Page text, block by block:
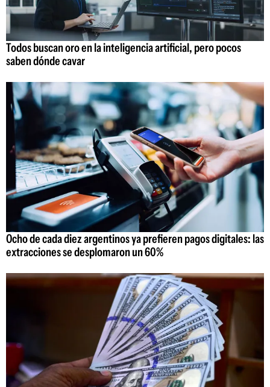
Todos buscan oro en la inteligencia artificial, pero pocos
saben dónde cavar
Ocho de cada diez argentinos ya prefieren pagos digitales: las
extracciones se desplomaron un 60%